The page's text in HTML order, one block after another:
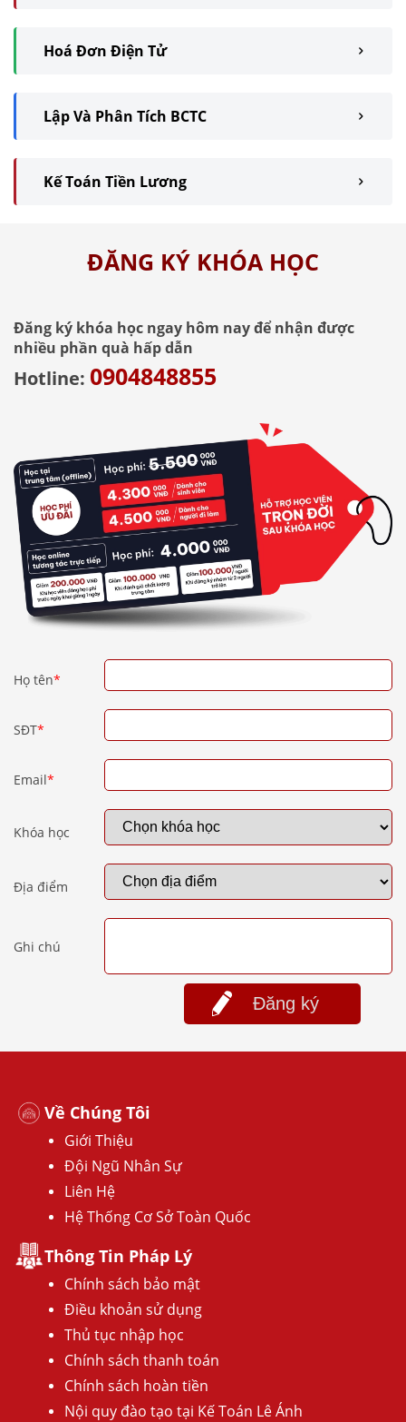
Hoá Đơn Điện Tử
Lập Và Phân Tích BCTC
Kế Toán Tiền Lương
ĐĂNG KÝ KHÓA HỌC
Đăng ký khóa học ngay hôm nay để nhận được
nhiều phần quà hấp dẫn
Hotline: 0904848855
Họ tên*
SĐT*
Email*
Khóa học
Địa điểm
Ghi chú
Đăng ký
Về Chúng Tôi
Giới Thiệu
Đội Ngũ Nhân Sự
Liên Hệ
Hệ Thống Cơ Sở Toàn Quốc
Thông Tin Pháp Lý
Chính sách bảo mật
Điều khoản sử dụng
Thủ tục nhập học
Chính sách thanh toán
Chính sách hoàn tiền
Nội quy đào tạo tại Kế Toán Lê Ánh